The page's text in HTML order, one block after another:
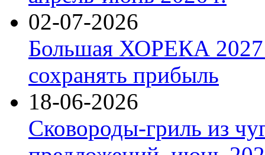
02-07-2026
Большая ХОРЕКА 2027:
сохранять прибыль
18-06-2026
Сковороды-гриль из